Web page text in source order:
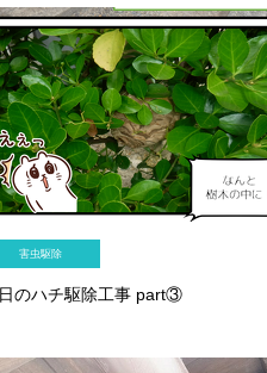
害虫駆除
のハチ駆除工事 part③